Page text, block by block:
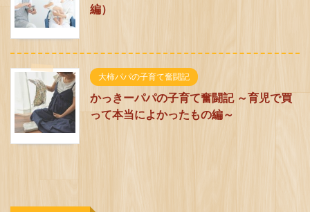
編）
大柿パパの子育て奮闘記
かっきーパパの子育て奮闘記 ～育児で買
って本当によかったもの編～